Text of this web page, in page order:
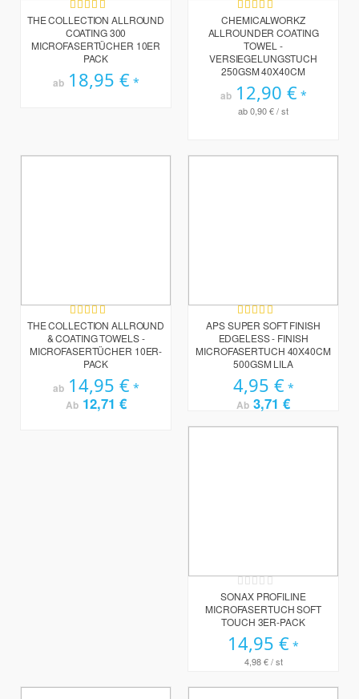
Bewertung:
100%
THE COLLECTION ALLROUND
COATING 300
MICROFASERTÜCHER 10ER
PACK
ab 18,95 €
Bewertung:
100%
CHEMICALWORKZ
ALLROUNDER COATING
TOWEL -
VERSIEGELUNGSTUCH
250GSM 40X40CM
ab 12,90 €
ab0,90 €/ st
Bewertung:
100%
THE COLLECTION ALLROUND
& COATING TOWELS -
MICROFASERTÜCHER 10ER-
PACK
ab 14,95 €
Ab 12,71 €
Bewertung:
100%
APS SUPER SOFT FINISH
EDGELESS - FINISH
MICROFASERTUCH 40X40CM
500GSM LILA
4,95 €
Ab 3,71 €
Rating:
0%
SONAX PROFILINE
MICROFASERTUCH SOFT
TOUCH 3ER-PACK
14,95 €
4,98 €/ st